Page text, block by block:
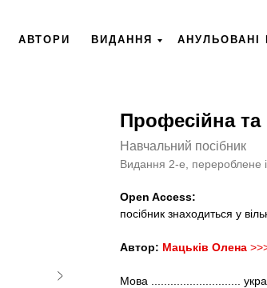
АВТОРИ ВИДАННЯ АНУЛЬОВАНІ
Професійна та
Навчальний посібник
Видання 2-е, перероблене
Open Access:
посібник знаходиться у
Автор: Мацьків Олена
Мова ............................